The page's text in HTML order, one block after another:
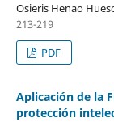
Osieris Henao
213-219
PDF
Aplicación de la
protección